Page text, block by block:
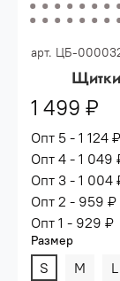
арт. ЦБ-
1 499 ₽
Опт 5 - 1 124 ₽
Опт 4 - 1 049
Опт 3 - 1 004
Опт 2 - 959 ₽
Опт 1 - 929 ₽
Размер
S M L